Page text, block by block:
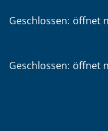
Klicken, um weitere
Geschlossen: öffnet
Klicken, um weitere
Geschlossen: öffnet